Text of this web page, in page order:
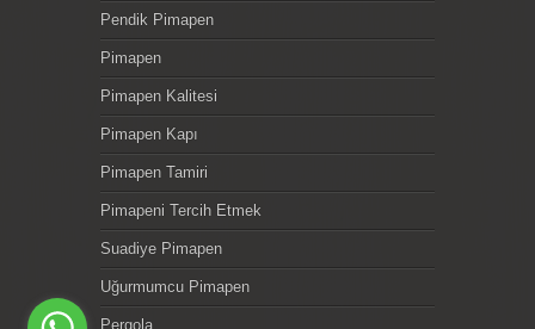
Pendik Pimapen
Pimapen
Pimapen Kalitesi
Pimapen Kapı
Pimapen Tamiri
Pimapeni Tercih Etmek
Suadiye Pimapen
Uğurmumcu Pimapen
Pergola